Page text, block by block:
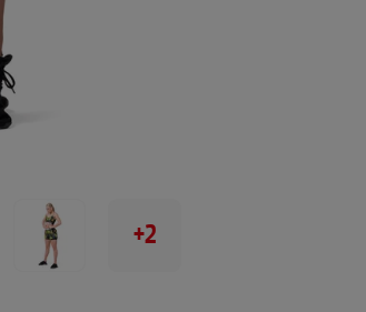
+2